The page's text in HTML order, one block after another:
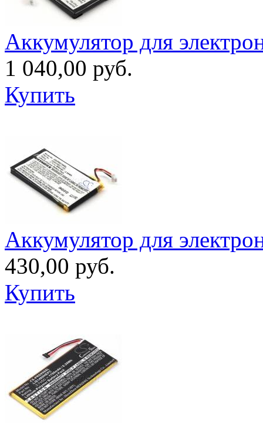
Аккумулятор для
1 040,00 руб.
Купить
Аккумулятор для
430,00 руб.
Купить